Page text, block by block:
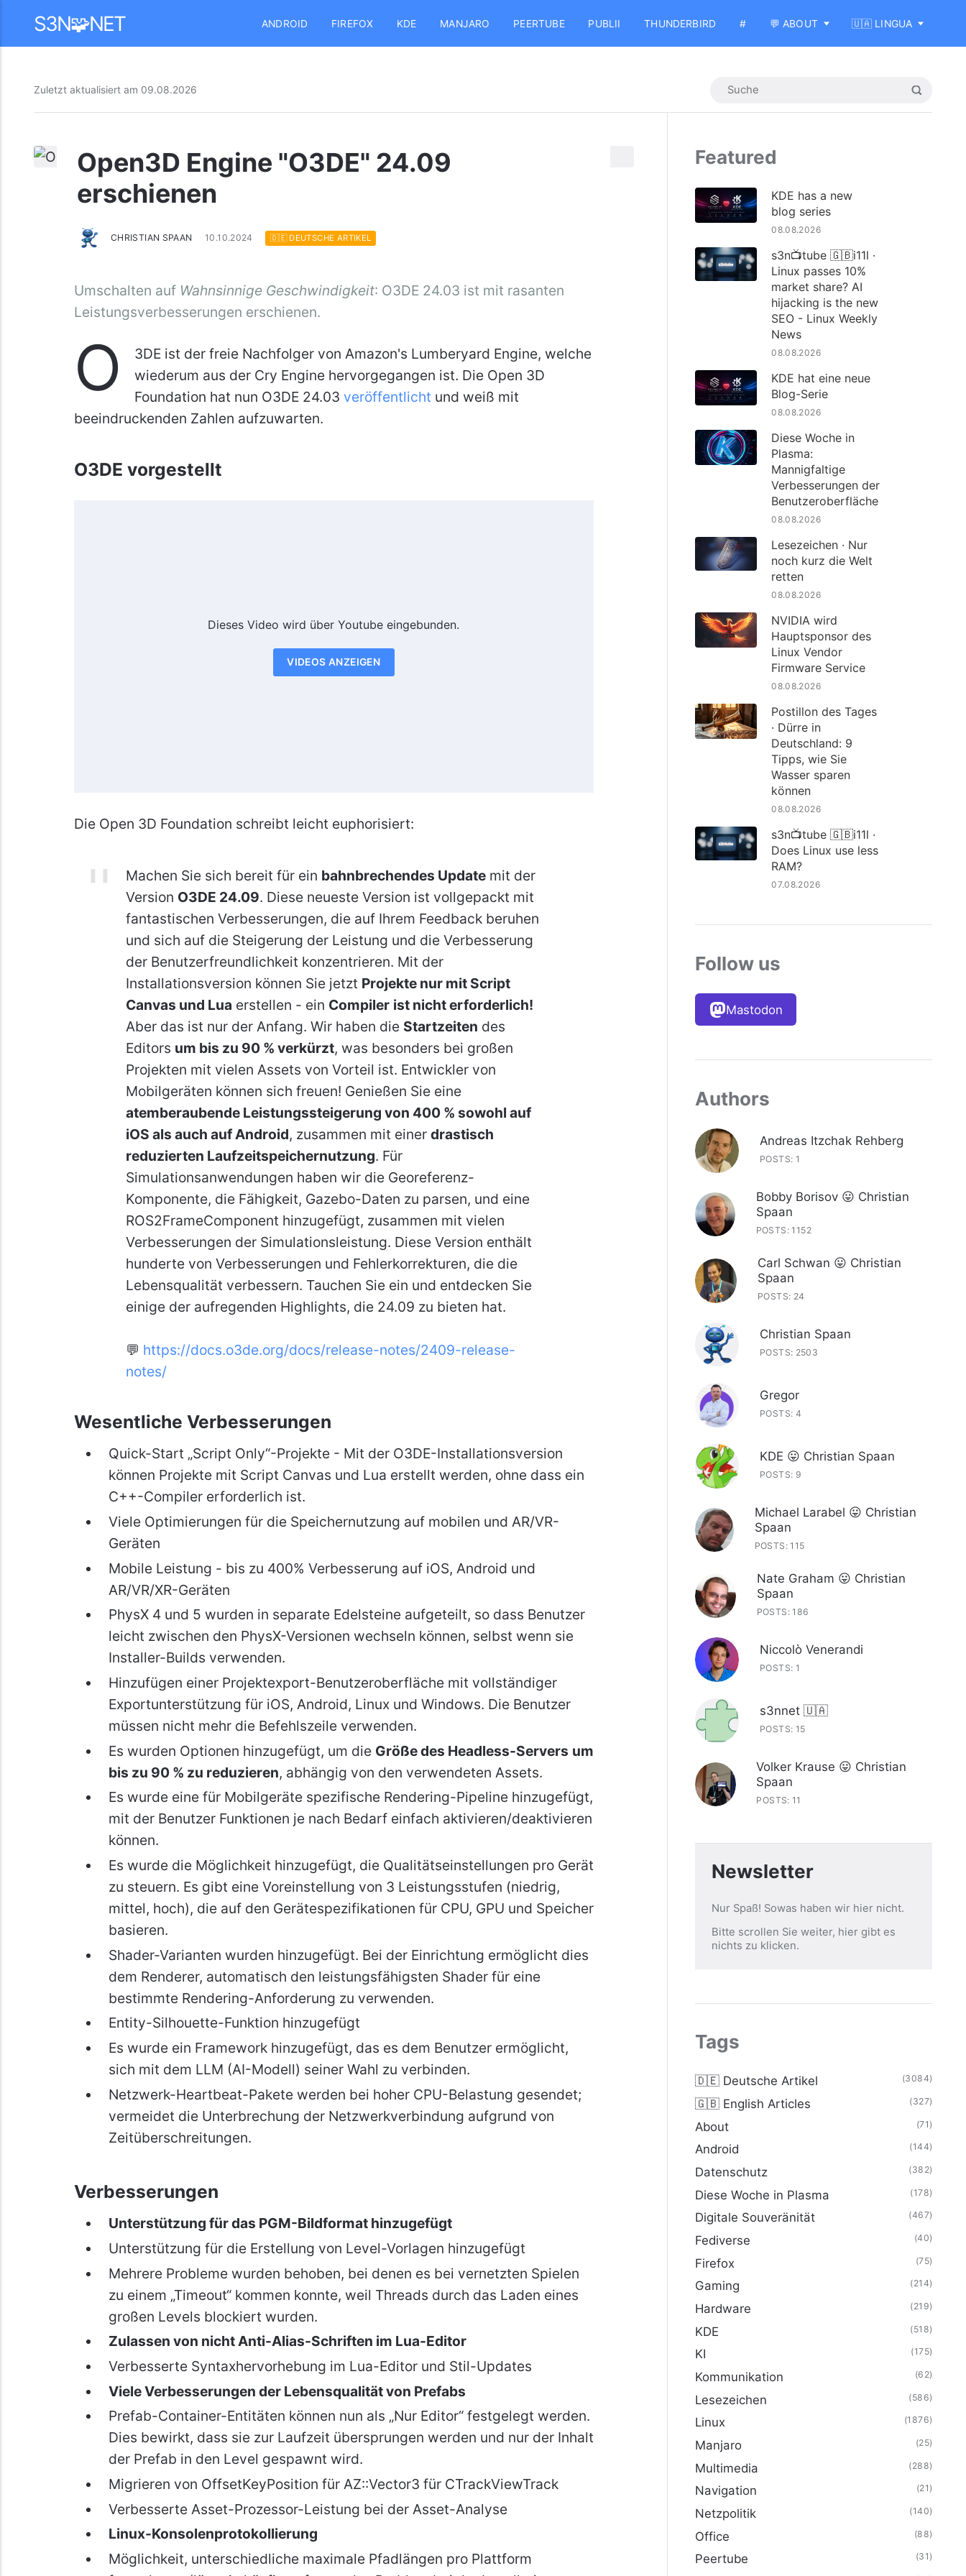
S3N🧩NET ANDROID FIREFOX KDE MANJARO PEERTUBE PUBLII THUNDERBIRD # 💬 ABOUT 🇺🇦 LINGUA
Zuletzt aktualisiert am 09.08.2026
Open3D Engine "O3DE" 24.09
erschienen
CHRISTIAN SPAAN 10.10.2024 🇩🇪 DEUTSCHE ARTIKEL
Umschalten auf Wahnsinnige Geschwindigkeit: O3DE 24.03 ist mit rasanten
Leistungsverbesserungen erschienen.
O
3DE ist der freie Nachfolger von Amazon's Lumberyard Engine, welche
wiederum aus der Cry Engine hervorgegangen ist. Die Open 3D
Foundation hat nun O3DE 24.03veröffentlicht und weiß mit
beeindruckenden Zahlen aufzuwarten.
O3DE vorgestellt
Dieses Video wird über Youtube eingebunden.
VIDEOS ANZEIGEN
Die Open 3D Foundation schreibt leicht euphorisiert:
Machen Sie sich bereit für ein bahnbrechendes Updatemit der
Version O3DE 24.09. Diese neueste Version ist vollgepackt mit
fantastischen Verbesserungen, die auf Ihrem Feedback beruhen
und sich auf die Steigerung der Leistung und die Verbesserung
der Benutzerfreundlichkeit konzentrieren. Mit der
Installationsversion können Sie jetzt Projekte nur mit Script
Canvas und Lua erstellen - ein Compiler ist nicht erforderlich!
Aber das ist nur der Anfang. Wir haben die Startzeiten des
Editors um bis zu 90 % verkürzt, was besonders bei großen
Projekten mit vielen Assets von Vorteil ist. Entwickler von
Mobilgeräten können sich freuen! Genießen Sie eine
atemberaubende Leistungssteigerung von 400 % sowohl auf
iOS als auch auf Android, zusammen mit einer drastisch
reduzierten Laufzeitspeichernutzung. Für
Simulationsanwendungen haben wir die Georeferenz-
Komponente, die Fähigkeit, Gazebo-Daten zu parsen, und eine
ROS2FrameComponent hinzugefügt, zusammen mit vielen
Verbesserungen der Simulationsleistung. Diese Version enthält
hunderte von Verbesserungen und Fehlerkorrekturen, die die
Lebensqualität verbessern. Tauchen Sie ein und entdecken Sie
einige der aufregenden Highlights, die 24.09 zu bieten hat.
💬 https://docs.o3de.org/docs/release-notes/2409-release-
notes/
Wesentliche Verbesserungen
Quick-Start „Script Only“-Projekte - Mit der O3DE-Installationsversion
können Projekte mit Script Canvas und Lua erstellt werden, ohne dass ein
C++-Compiler erforderlich ist.
Viele Optimierungen für die Speichernutzung auf mobilen und AR/VR-
Geräten
Mobile Leistung - bis zu 400% Verbesserung auf iOS, Android und
AR/VR/XR-Geräten
PhysX 4 und 5 wurden in separate Edelsteine aufgeteilt, so dass Benutzer
leicht zwischen den PhysX-Versionen wechseln können, selbst wenn sie
Installer-Builds verwenden.
Hinzufügen einer Projektexport-Benutzeroberfläche mit vollständiger
Exportunterstützung für iOS, Android, Linux und Windows. Die Benutzer
müssen nicht mehr die Befehlszeile verwenden.
Es wurden Optionen hinzugefügt, um die Größe des Headless-Servers um
bis zu 90 % zu reduzieren, abhängig von den verwendeten Assets.
Es wurde eine für Mobilgeräte spezifische Rendering-Pipeline hinzugefügt,
mit der Benutzer Funktionen je nach Bedarf einfach aktivieren/deaktivieren
können.
Es wurde die Möglichkeit hinzugefügt, die Qualitätseinstellungen pro Gerät
zu steuern. Es gibt eine Voreinstellung von 3 Leistungsstufen (niedrig,
mittel, hoch), die auf den Gerätespezifikationen für CPU, GPU und Speicher
basieren.
Shader-Varianten wurden hinzugefügt. Bei der Einrichtung ermöglicht dies
dem Renderer, automatisch den leistungsfähigsten Shader für eine
bestimmte Rendering-Anforderung zu verwenden.
Entity-Silhouette-Funktion hinzugefügt
Es wurde ein Framework hinzugefügt, das es dem Benutzer ermöglicht,
sich mit dem LLM (AI-Modell) seiner Wahl zu verbinden.
Netzwerk-Heartbeat-Pakete werden bei hoher CPU-Belastung gesendet;
vermeidet die Unterbrechung der Netzwerkverbindung aufgrund von
Zeitüberschreitungen.
Verbesserungen
Unterstützung für das PGM-Bildformat hinzugefügt
Unterstützung für die Erstellung von Level-Vorlagen hinzugefügt
Mehrere Probleme wurden behoben, bei denen es bei vernetzten Spielen
zu einem „Timeout“ kommen konnte, weil Threads durch das Laden eines
großen Levels blockiert wurden.
Zulassen von nicht Anti-Alias-Schriften im Lua-Editor
Verbesserte Syntaxhervorhebung im Lua-Editor und Stil-Updates
Viele Verbesserungen der Lebensqualität von Prefabs
Prefab-Container-Entitäten können nun als „Nur Editor“ festgelegt werden.
Dies bewirkt, dass sie zur Laufzeit übersprungen werden und nur der Inhalt
der Prefab in den Level gespawnt wird.
Migrieren von OffsetKeyPosition für AZ::Vector3 für CTrackViewTrack
Verbesserte Asset-Prozessor-Leistung bei der Asset-Analyse
Linux-Konsolenprotokollierung
Möglichkeit, unterschiedliche maximale Pfadlängen pro Plattform
Featured
KDE has a new
blog series
08.08.2026
s3n📺tube 🇬🇧i11l ·
Linux passes 10%
market share? AI
hijacking is the new
SEO - Linux Weekly
News
08.08.2026
KDE hat eine neue
Blog-Serie
08.08.2026
Diese Woche in
Plasma:
Mannigfaltige
Verbesserungen der
Benutzeroberfläche
08.08.2026
Lesezeichen · Nur
noch kurz die Welt
retten
08.08.2026
NVIDIA wird
Hauptsponsor des
Linux Vendor
Firmware Service
08.08.2026
Postillon des Tages
· Dürre in
Deutschland: 9
Tipps, wie Sie
Wasser sparen
können
08.08.2026
s3n📺tube 🇬🇧i11l ·
Does Linux use less
RAM?
07.08.2026
Follow us
Mastodon
Authors
Andreas Itzchak Rehberg
POSTS: 1
Bobby Borisov 😛 Christian
Spaan
POSTS: 1152
Carl Schwan 😛 Christian
Spaan
POSTS: 24
Christian Spaan
POSTS: 2503
Gregor
POSTS: 4
KDE 😛 Christian Spaan
POSTS: 9
Michael Larabel 😛 Christian
Spaan
POSTS: 115
Nate Graham 😛 Christian
Spaan
POSTS: 186
Niccolò Venerandi
POSTS: 1
s3nnet 🇺🇦
POSTS: 15
Volker Krause 😛 Christian
Spaan
POSTS: 11
Newsletter
Nur Spaß! Sowas haben wir hier nicht.
Bitte scrollen Sie weiter, hier gibt es
nichts zu klicken.
Tags
🇩🇪 Deutsche Artikel (3084)
🇬🇧 English Articles (327)
About (71)
Android (144)
Datenschutz (382)
Diese Woche in Plasma (178)
Digitale Souveränität (467)
Fediverse (40)
Firefox (75)
Gaming (214)
Hardware (219)
KDE (518)
KI (175)
Kommunikation (62)
Lesezeichen (586)
Linux (1876)
Manjaro (25)
Multimedia (288)
Navigation (21)
Netzpolitik (140)
Office (88)
Peertube (31)